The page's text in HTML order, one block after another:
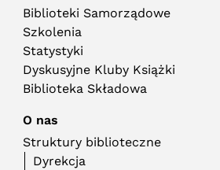
Biblioteki Samorządowe
Szkolenia
Statystyki
Dyskusyjne Kluby Książki
Biblioteka Składowa
O nas
Struktury biblioteczne
Dyrekcja